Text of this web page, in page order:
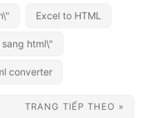
Excel to HTML
html\"
converter
TRANG TIẾP THEO »